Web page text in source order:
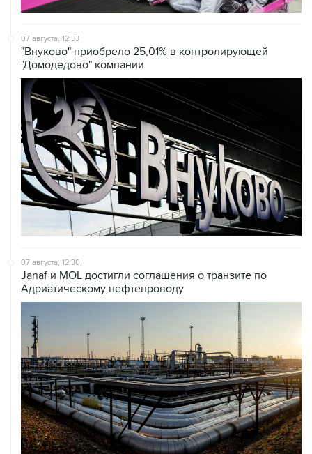
07 августа, 12:53
"Внуково" приобрело 25,01% в контролирующей
"Домодедово" компании
07 августа, 12:30
Janaf и MOL достигли соглашения о транзите по
Адриатическому нефтепроводу